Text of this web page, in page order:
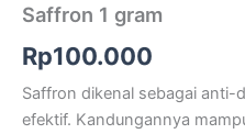
Saffron 1 gram
Rp100.000
Saffron dikenal sebagai anti-
efektif. Kandungannya